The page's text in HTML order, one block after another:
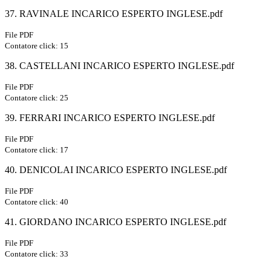
37. RAVINALE INCARICO ESPERTO INGLESE.pdf
File PDF
Contatore click: 15
38. CASTELLANI INCARICO ESPERTO INGLESE.pdf
File PDF
Contatore click: 25
39. FERRARI INCARICO ESPERTO INGLESE.pdf
File PDF
Contatore click: 17
40. DENICOLAI INCARICO ESPERTO INGLESE.pdf
File PDF
Contatore click: 40
41. GIORDANO INCARICO ESPERTO INGLESE.pdf
File PDF
Contatore click: 33